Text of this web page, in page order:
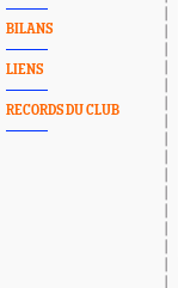
BILANS
LIENS
RECORDS DU CLUB